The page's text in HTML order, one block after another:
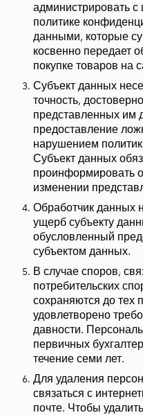
администрировать с
политике
данными, которые
косвенно передает
покупке товаров на
Субъект данных
точность,
представленных
предоставление
нарушением
Субъект данных
проинформировать
изменении
Обработчик данных
ущерб субъекту
обусловленный
субъектом данных.
В случае споров,
потребительских
сохраняются до тех
удовлетворено
давности.
первичных
течение семи лет.
Для удаления
связаться с
почте. Чтобы